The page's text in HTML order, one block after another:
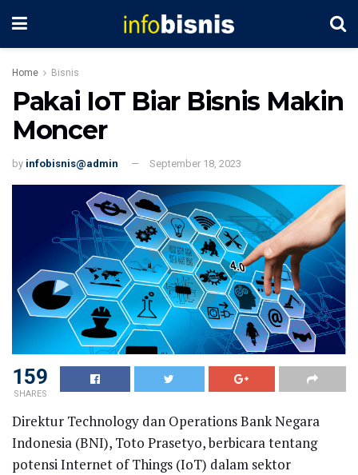
Home Bisnis
Pakai IoT Biar Bisnis Makin
Moncer
by infobisnis@admin September 18, 2023
159
SHARES
Direktur Technology dan Operations Bank Negara
Indonesia (BNI), Toto Prasetyo, berbicara tentang
potensi Internet of Things (IoT) dalam sektor